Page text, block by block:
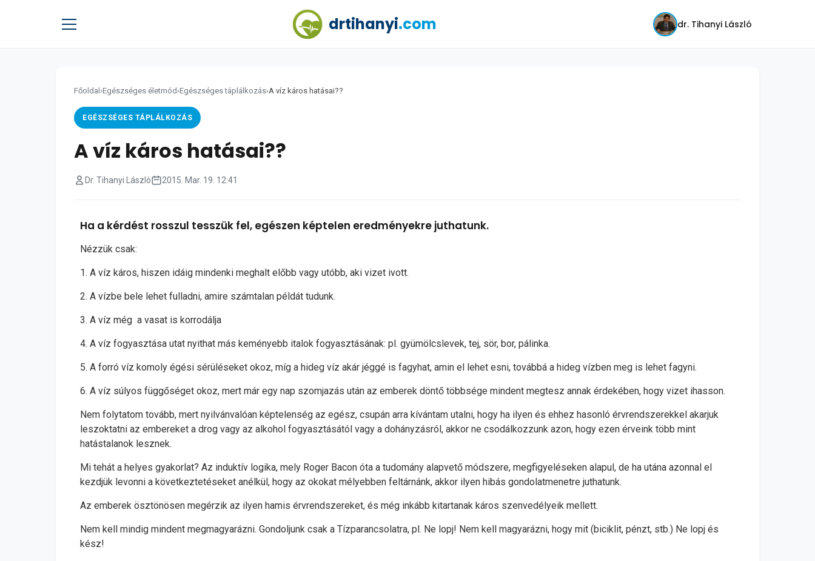
drtihanyi.com dr. Tihanyi László
Főoldal ›Egészséges életmód ›Egészséges táplálkozás›A víz káros hatásai??
EGÉSZSÉGES TÁPLÁLKOZÁS
A víz káros hatásai??
Dr. Tihanyi László 2015. Mar. 19. 12:41
Ha a kérdést rosszul tesszük fel, egészen képtelen eredményekre juthatunk.
Nézzük csak:
1. A víz káros, hiszen idáig mindenki meghalt előbb vagy utóbb, aki vizet ivott.
2. A vízbe bele lehet fulladni, amire számtalan példát tudunk.
3. A víz még a vasat is korrodálja
4. A víz fogyasztása utat nyithat más keményebb italok fogyasztásának: pl. gyümölcslevek, tej, sör, bor, pálinka.
5. A forró víz komoly égési sérüléseket okoz, míg a hideg víz akár jéggé is fagyhat, amin el lehet esni, továbbá a hideg vízben meg is lehet fagyni.
6. A víz súlyos függőséget okoz, mert már egy nap szomjazás után az emberek döntő többsége mindent megtesz annak érdekében, hogy vizet ihasson.
Nem folytatom tovább, mert nyilvánvalóan képtelenség az egész, csupán arra kívántam utalni, hogy ha ilyen és ehhez hasonló érvrendszerekkel akarjuk
leszoktatni az embereket a drog vagy az alkohol fogyasztásától vagy a dohányzásról, akkor ne csodálkozzunk azon, hogy ezen érveink több mint
hatástalanok lesznek.
Mi tehát a helyes gyakorlat? Az induktív logika, mely Roger Bacon óta a tudomány alapvető módszere, megfigyeléseken alapul, de ha utána azonnal el
kezdjük levonni a következtetéseket anélkül, hogy az okokat mélyebben feltárnánk, akkor ilyen hibás gondolatmenetre juthatunk.
Az emberek ösztönösen megérzik az ilyen hamis érvrendszereket, és még inkább kitartanak káros szenvedélyeik mellett.
Nem kell mindig mindent megmagyarázni. Gondoljunk csak a Tízparancsolatra, pl. Ne lopj! Nem kell magyarázni, hogy mit (biciklit, pénzt, stb.) Ne lopj és
kész!